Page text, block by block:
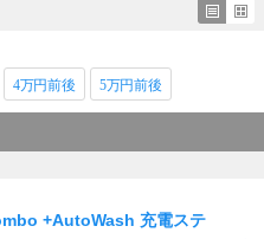
4万円前後 5万円前後
+AutoWash 充電ステ